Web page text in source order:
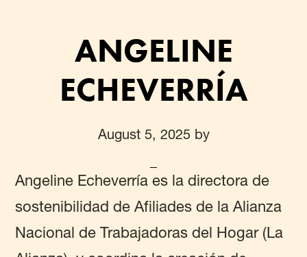
ANGELINE
ECHEVERRÍA
August 5, 2025by
Angeline Echeverría es la directora de
sostenibilidad de Afiliades de la Alianza
Nacional de Trabajadoras del Hogar (La